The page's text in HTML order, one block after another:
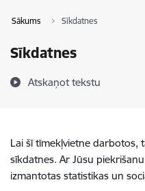
Sākums Sīkdatnes
Sīkdatnes
Atskaņot tekstu
Lai šī tīmekļvietne darbotos,
sīkdatnes. Ar Jūsu
izmantotas statistikas un